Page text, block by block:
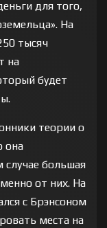
для того,
На
тысяч
на
будет
теории о
она
случае большая
от них. На
с Брэнсоном
места на